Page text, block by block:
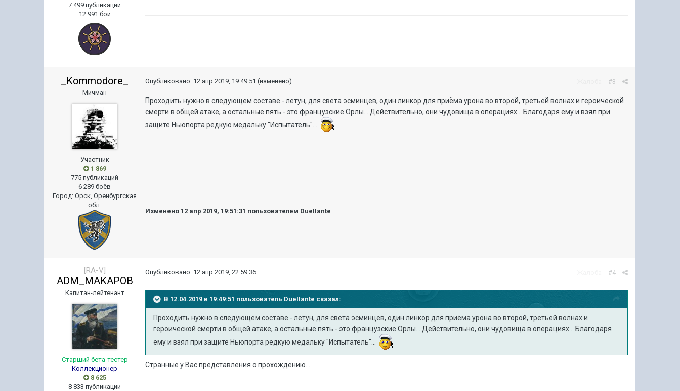
7 499 публикаций
12 991 бой
_Kommodore_
Мичман
Участник
1 869
775 публикаций
6 289 боёв
Город:Орск, Оренбургская
обл.
#3
Опубликовано: 12 апр 2019, 19:49:51 (изменено)
Проходить нужно в следующем составе - летун, для света эсминцев, один линкор для приёма урона во второй, третьей волнах и героической
смерти в общей атаке, а остальные пять - это французские Орлы... Действительно, они чудовища в операциях... Благодаря ему и взял при
защите Ньюпорта редкую медальку "Испытатель"...
Изменено 12 апр 2019, 19:51:31 пользователем DueIIante
[RA-V]
ADM_MAKAPOB
Капитан-лейтенант
Старший бета-тестер
Коллекционер
8 625
8 833 публикации
#4
Опубликовано: 12 апр 2019, 22:59:36
В 12.04.2019 в 19:49:51 пользователь DueIIante сказал:
Проходить нужно в следующем составе - летун, для света эсминцев, один линкор для приёма урона во второй, третьей волнах и
героической смерти в общей атаке, а остальные пять - это французские Орлы... Действительно, они чудовища в операциях... Благодаря
ему и взял при защите Ньюпорта редкую медальку "Испытатель"...
Странные у Вас представления о прохождению...